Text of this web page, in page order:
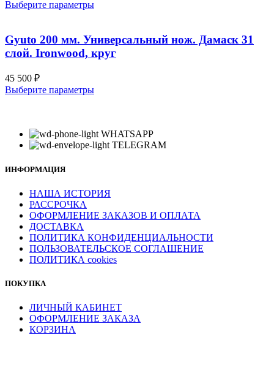
выбрать
товара.
Выберите параметрыЭтот
несколько
вариаций.
Опции
на
Gyuto 200 мм. Универсальный нож. Дамаск 31
слой. Ironwood, круг
45 500 ₽
Выберите параметрыЭтот
вариаций.
Опции
странице
товара.
WHATSAPP
TELEGRAM
ИНФОРМАЦИЯ
НАША ИСТОРИЯ
РАССРОЧКА
ОФОРМЛЕНИЕ ЗАКАЗОВ И ОПЛАТА
ДОСТАВКА
ПОЛИТИКА КОНФИДЕНЦИАЛЬНОСТИ
ПОЛЬЗОВАТЕЛЬСКОЕ СОГЛАШЕНИЕ
ПОЛИТИКА cookies
ПОКУПКА
ЛИЧНЫЙ КАБИНЕТ
ОФОРМЛЕНИЕ ЗАКАЗА
КОРЗИНА